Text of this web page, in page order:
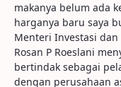
makanya belum ada
harganya baru saya
Menteri Investasi dan
Rosan P Roeslani
bertindak sebagai
dengan perusahaan